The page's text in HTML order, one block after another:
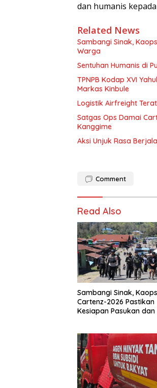
dan humanis
Related News
Sambangi Sinak,
Warga
Sentuhan Humanis di
TPNPB Kodap XVI
Markas Kinbule
Logistik Airfreight
Satgas Ops Damai
Kanggime
Aksi Unjuk Rasa
Comment
Read Also
Sambangi Sinak,
Cartenz-2026 Pastikan
Kesiapan Pasukan